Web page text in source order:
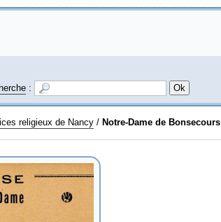
:
religieux de Nancy / Notre-Dame de Bonsecours